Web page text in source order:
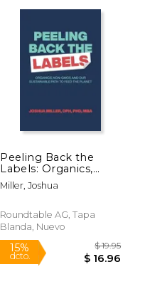
Peeling Back the
Labels: Organics,
non-GMOs and our
sustainable path to
Inglés)
Miller, Joshua
Roundtable AG, Tapa
Blanda, Nuevo